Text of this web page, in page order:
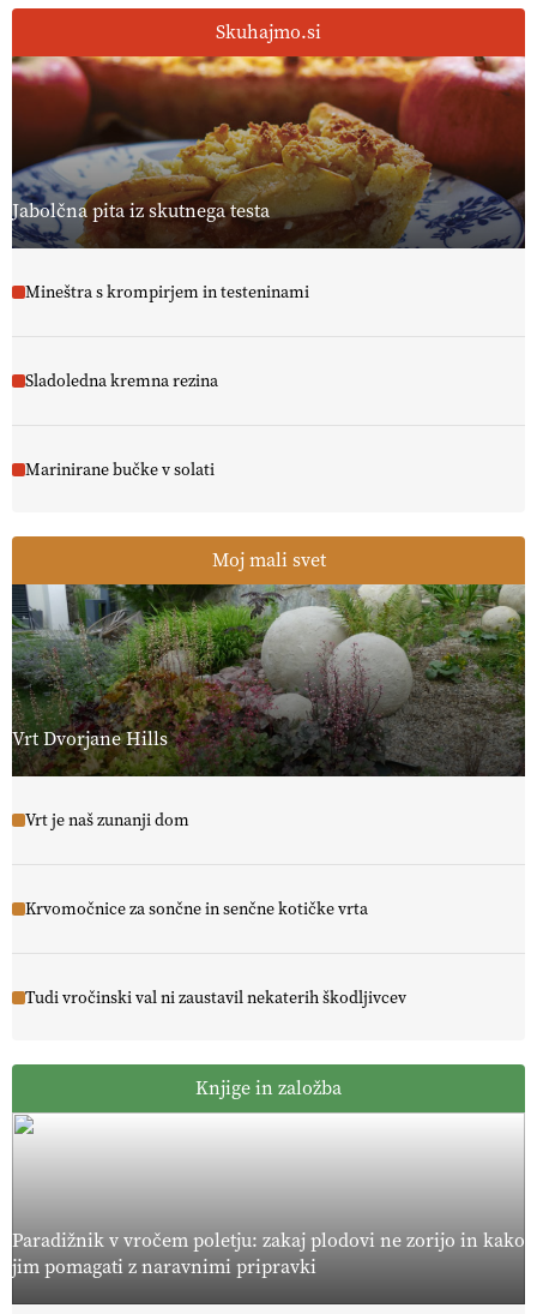
13.07.2026
[EKOloško = LOGIČNO ]
Ekološka reja kokoši skrbi za živali
, okolje
in kakovostna jajca . VEČ
https://t.co/PX49GVsP1M
@EUAgri #IMCAP #CAP https://t.co/a1xatzEeid
13.07.2026
Skuhajmo.si
Jabolčna pita iz skutnega testa
Mineštra s krompirjem in testeninami
Sladoledna kremna rezina
Marinirane bučke v solati
Moj mali svet
Vrt Dvorjane Hills
Vrt je naš zunanji dom
Krvomočnice za sončne in senčne kotičke vrta
Tudi vročinski val ni zaustavil nekaterih škodljivcev
Knjige in založba
Paradižnik v vročem poletju: zakaj plodovi ne zorijo in kako
jim pomagati z naravnimi pripravki